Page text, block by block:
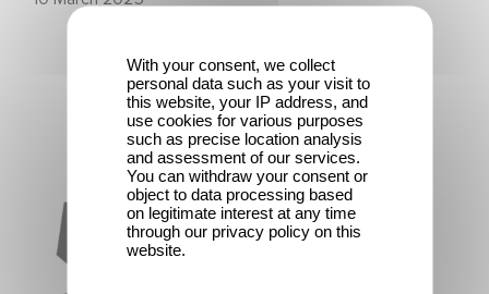
Gaumont & the César Awards: 50 Years of History!
With your consent, we collect
personal data such as your visit to
this website, your IP address, and
use cookies for various purposes
such as precise location analysis
and assessment of our services.
You can withdraw your consent or
object to data processing based
on legitimate interest at any time
through our privacy policy on this
website.